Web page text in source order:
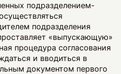
подразделением-
подразделения
«выпускающую»
процедура согласования
и вводиться в
документом первого